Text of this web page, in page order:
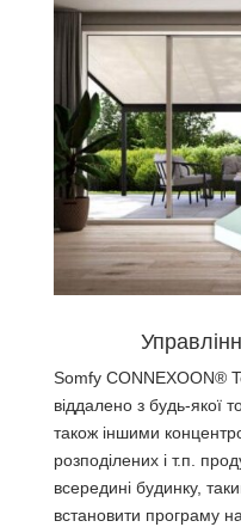
Somfу CONNEXOON®
віддалено з будь-якої
також іншими
розподілених і т.п.
всередині будинку,
встановити програму